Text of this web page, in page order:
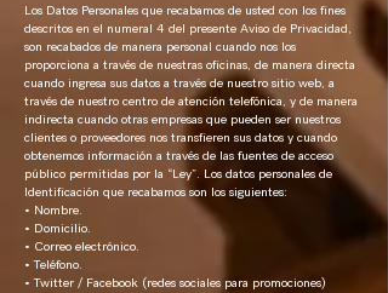
Los Datos Personales que recabamos de usted con los fines
descritos en el numeral 4 del presente Aviso de Privacidad,
son recabados de manera personal cuando nos los
proporciona a través de nuestras oficinas, de manera directa
cuando ingresa sus datos a través de nuestro sitio web, a
través de nuestro centro de atención telefónica, y de manera
indirecta cuando otras empresas que pueden ser nuestros
clientes o proveedores nos transfieren sus datos y cuando
obtenemos información a través de las fuentes de acceso
público permitidas por la “Ley”. Los datos personales de
Identificación que recabamos son los siguientes:
• Nombre.
• Domicilio.
• Correo electrónico.
• Teléfono.
• Twitter / Facebook (redes sociales para promociones)